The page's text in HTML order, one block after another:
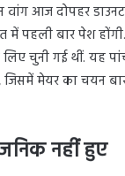
वांग आज दोपहर
में पहली बार पेश
चुनी गई थीं. यह
जिसमें मेयर का चयन
नहीं हुए